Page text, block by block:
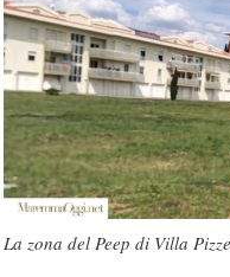
La zona del Peep di Villa